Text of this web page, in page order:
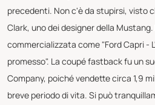
precedenti. Non c'è da stupirsi, visto
Clark, uno dei designer della
commercializzata come "Ford Capri -
promesso". La coupé fastback fu un
Company, poiché vendette circa 1,9
breve periodo di vita. Si può